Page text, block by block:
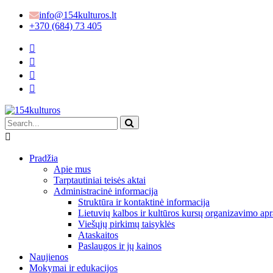
info@154kulturos.lt
+370 (684) 73 405
Pradžia
Apie mus
Tarptautiniai teisės aktai
Administracinė informacija
Struktūra ir kontaktinė informacija
Lietuvių kalbos ir kultūros kursų organizavimo
Viešųjų pirkimų taisyklės
Ataskaitos
Paslaugos ir jų kainos
Naujienos
Mokymai ir edukacijos